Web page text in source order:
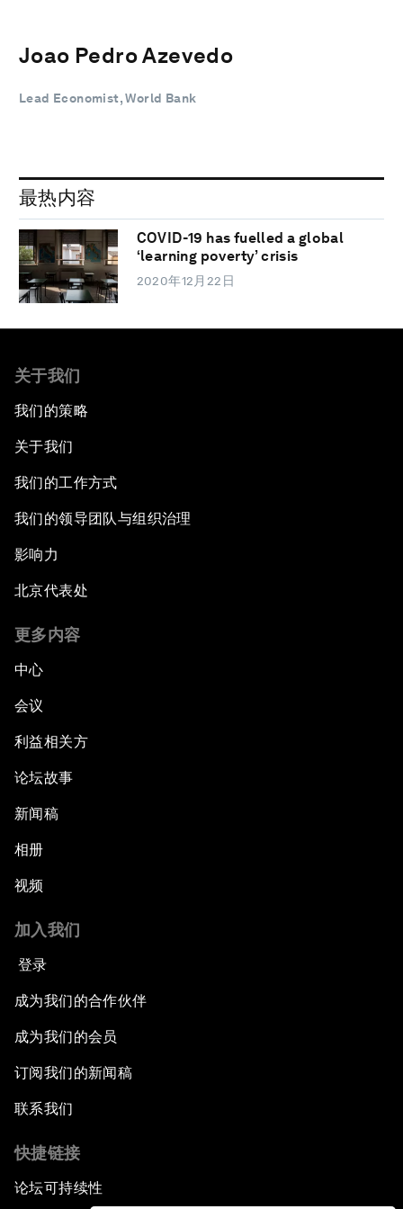
Joao Pedro Azevedo
Lead Economist, World Bank
最热内容
COVID-19 has fuelled a global
‘learning poverty’ crisis
2020年12月22日
关于我们
我们的策略
关于我们
我们的工作方式
我们的领导团队与组织治理
影响力
北京代表处
更多内容
中心
会议
利益相关方
论坛故事
新闻稿
相册
视频
加入我们
登录
成为我们的合作伙伴
成为我们的会员
订阅我们的新闻稿
联系我们
快捷链接
论坛可持续性